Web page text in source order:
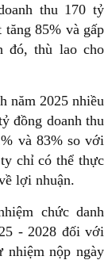
thu 170 tỷ
85% và gấp
đó, thù lao cho
năm 2025 nhiều
đồng doanh thu
và 83% so với
chỉ có thể thực
lợi nhuận.
chức danh
- 2028 đối với
nhiệm nộp ngày